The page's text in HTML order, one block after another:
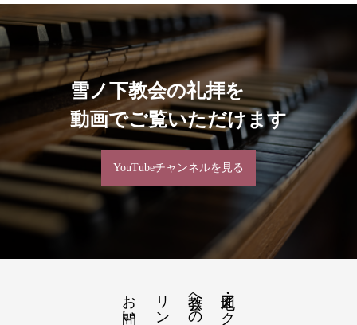
雪ノ下教会の礼拝を
動画でご覧いただけます
YouTubeチャンネルを見る
リンク